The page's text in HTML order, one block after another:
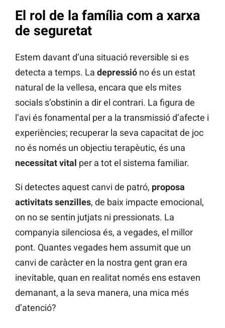
El rol de la família com a xarxa
de seguretat
Estem davant d’una situació reversible si es
detecta a temps. La depressió no és un estat
natural de la vellesa, encara que els mites
socials s’obstinin a dir el contrari. La figura de
l’avi és fonamental per a la transmissió d’afecte i
experiències; recuperar la seva capacitat de joc
no és només un objectiu terapèutic, és una
necessitat vital per a tot el sistema familiar.
Si detectes aquest canvi de patró, proposa
activitats senzilles, de baix impacte emocional,
on no se sentin jutjats ni pressionats. La
companyia silenciosa és, a vegades, el millor
pont. Quantes vegades hem assumit que un
canvi de caràcter en la nostra gent gran era
inevitable, quan en realitat només ens estaven
demanant, a la seva manera, una mica més
d’atenció?